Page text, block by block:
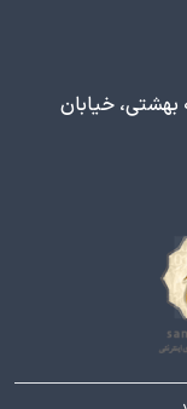
بهشتی، خیابان